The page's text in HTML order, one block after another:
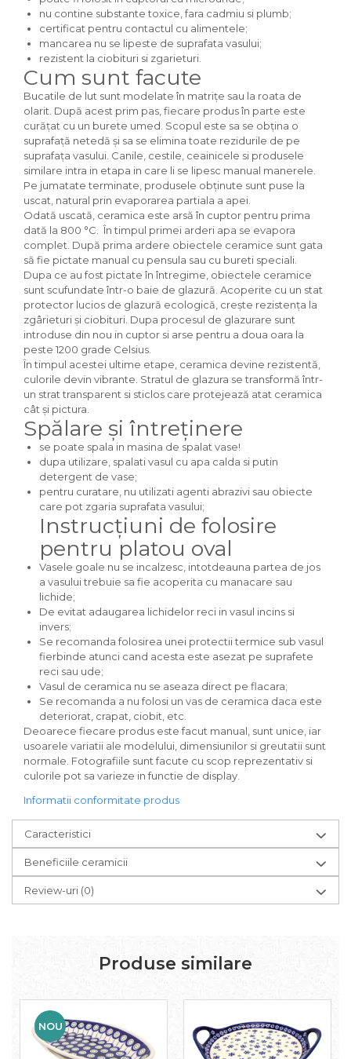
nu contine substante toxice, fara cadmiu si plumb;
certificat pentru contactul cu alimentele;
mancarea nu se lipeste de suprafata vasului;
rezistent la ciobituri si zgarieturi.
Cum sunt facute
Bucatile de lut sunt modelate în matrițe sau la roata de
olarit. După acest prim pas, fiecare produs în parte este
curățat cu un burete umed. Scopul este sa se obțina o
suprafață netedă și sa se elimina toate rezidurile de pe
suprafața vasului. Canile, cestile, ceainicele si produsele
similare intra in etapa in care li se lipesc manual manerele.
Pe jumatate terminate, produsele obținute sunt puse la
uscat, natural prin evaporarea partiala a apei.
Odată uscată, ceramica este arsă în cuptor pentru prima
dată la 800 °C. În timpul primei arderi apa se evapora
complet. După prima ardere obiectele ceramice sunt gata
să fie pictate manual cu pensula sau cu bureti speciali.
Dupa ce au fost pictate în întregime, obiectele ceramice
sunt scufundate într-o baie de glazură. Acoperite cu un stat
protector lucios de glazură ecologică, crește rezistența la
zgârieturi și ciobituri. Dupa procesul de glazurare sunt
introduse din nou in cuptor si arse pentru a doua oara la
peste 1200 grade Celsius.
În timpul acestei ultime etape, ceramica devine rezistentă,
culorile devin vibrante. Stratul de glazura se transformă într-
un strat transparent si sticlos care protejează atat ceramica
cât și pictura.
Spălare și întreținere
se poate spala in masina de spalat vase!
dupa utilizare, spalati vasul cu apa calda si putin
detergent de vase;
pentru curatare, nu utilizati agenti abrazivi sau obiecte
care pot zgaria suprafata vasului;
Instrucțiuni de folosire
pentru platou oval
Vasele goale nu se incalzesc, intotdeauna partea de jos
a vasului trebuie sa fie acoperita cu manacare sau
lichide;
De evitat adaugarea lichidelor reci in vasul incins si
invers;
Se recomanda folosirea unei protectii termice sub vasul
fierbinde atunci cand acesta este asezat pe suprafete
reci sau ude;
Vasul de ceramica nu se aseaza direct pe flacara;
Se recomanda a nu folosi un vas de ceramica daca este
deteriorat, crapat, ciobit, etc.
Deoarece fiecare produs este facut manual, sunt unice, iar
usoarele variatii ale modelului, dimensiunilor si greutatii sunt
normale. Fotografiile sunt facute cu scop reprezentativ si
culorile pot sa varieze in functie de display.
Informatii conformitate produs
Caracteristici
Beneficiile ceramicii
Review-uri (0)
Produse similare
NOU